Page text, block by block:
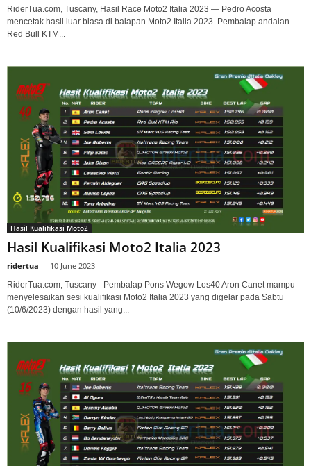
RiderTua.com, Tuscany, Hasil Race Moto2 Italia 2023 — Pedro Acosta
mencetak hasil luar biasa di balapan Moto2 Italia 2023. Pembalap andalan
Red Bull KTM...
Hasil Kualifikasi Moto2
Hasil Kualifikasi Moto2 Italia 2023
ridertua 10 June 2023
RiderTua.com, Tuscany - Pembalap Pons Wegow Los40 Aron Canet mampu
menyelesaikan sesi kualifikasi Moto2 Italia 2023 yang digelar pada Sabtu
(10/6/2023) dengan hasil yang...